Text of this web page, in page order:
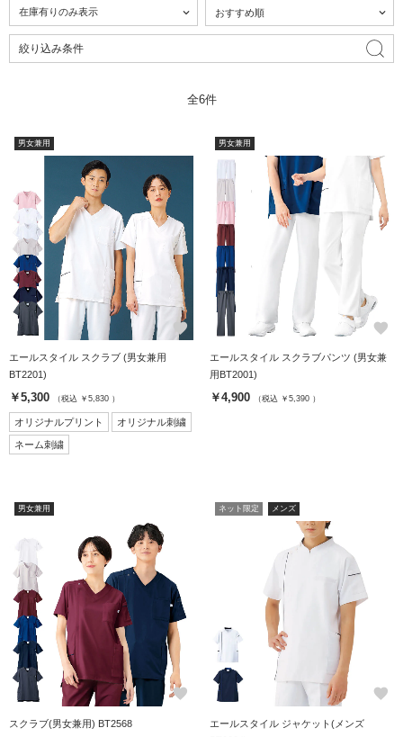
絞り込み条件
全6件
男女兼用
favorite
エールスタイル スクラブ (男女兼用
BT2201)
￥5,300 （税込 ￥5,830 ）
オリジナルプリント オリジナル刺繍
ネーム刺繍
男女兼用
favorite
エールスタイル スクラブパンツ (男女兼
用BT2001)
￥4,900 （税込 ￥5,390 ）
男女兼用
favorite
スクラブ(男女兼用) BT2568
ネット限定 メンズ
favorite
エールスタイル ジャケット(メンズ